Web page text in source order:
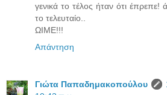
γενικά το τέλος ήταν ότι έπρεπε!
το τελευταίο..
ΩΙΜΕ!!!
Απάντηση
Γιώτα Παπαδημακοπούλου